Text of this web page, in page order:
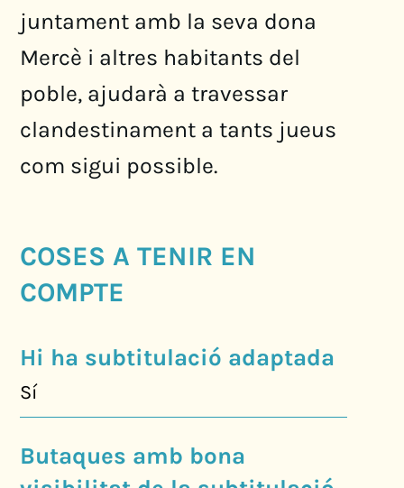
juntament amb la seva dona
Mercè i altres habitants del
poble, ajudarà a travessar
clandestinament a tants jueus
com sigui possible.
COSES A TENIR EN
COMPTE
Hi ha subtitulació adaptada
Sí
Butaques amb bona